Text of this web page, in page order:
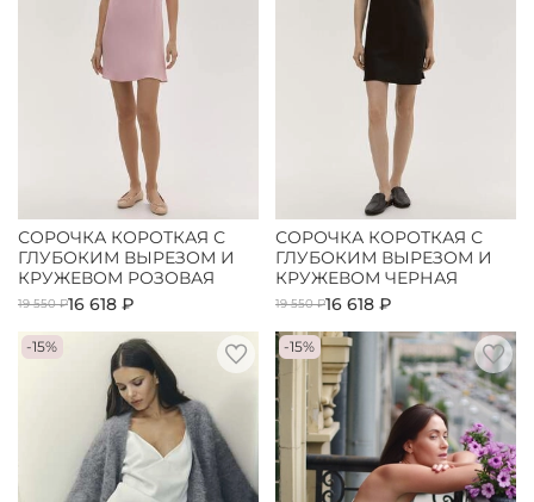
СОРОЧКА КОРОТКАЯ С
ГЛУБОКИМ ВЫРЕЗОМ И
КРУЖЕВОМ РОЗОВАЯ
19 550 ₽16 618 ₽
СОРОЧКА КОРОТКАЯ С
ГЛУБОКИМ ВЫРЕЗОМ И
КРУЖЕВОМ ЧЕРНАЯ
19 550 ₽16 618 ₽
-15% -15%